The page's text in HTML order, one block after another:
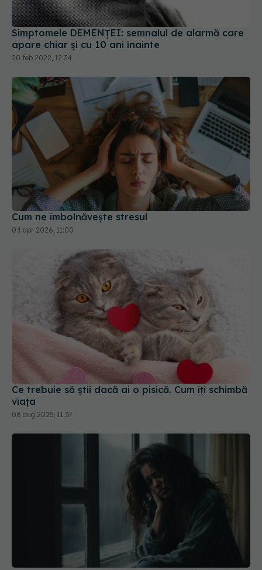
Simptomele DEMENȚEI: semnalul de alarmă care
apare chiar și cu 10 ani înainte
20 feb 2022, 12:34
Cum ne îmbolnăvește stresul
04 apr 2026, 11:00
Ce trebuie să știi dacă ai o pisică. Cum îți schimbă
viața
08 aug 2025, 11:37